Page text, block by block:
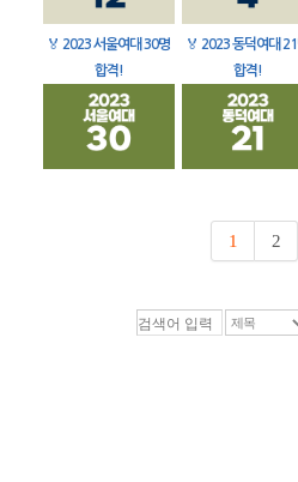
🏅 2023 서울여대 30명
합격!
🏅 2023 동덕여대
합격!
1 2